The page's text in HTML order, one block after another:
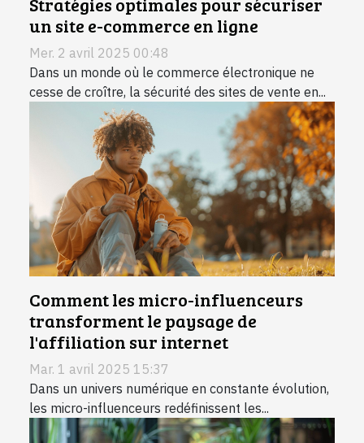
un site e-commerce en ligne
Mer. 2 avril 2025 00:48
Dans un monde où le commerce électronique ne
cesse de croître, la sécurité des sites de vente en...
Comment les micro-influenceurs
transforment le paysage de
l'affiliation sur internet
Mar. 1 avril 2025 15:37
Dans un univers numérique en constante évolution,
les micro-influenceurs redéfinissent les...